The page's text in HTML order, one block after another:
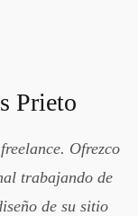
Prieto
Ofrezco
trabajando de
de su sitio